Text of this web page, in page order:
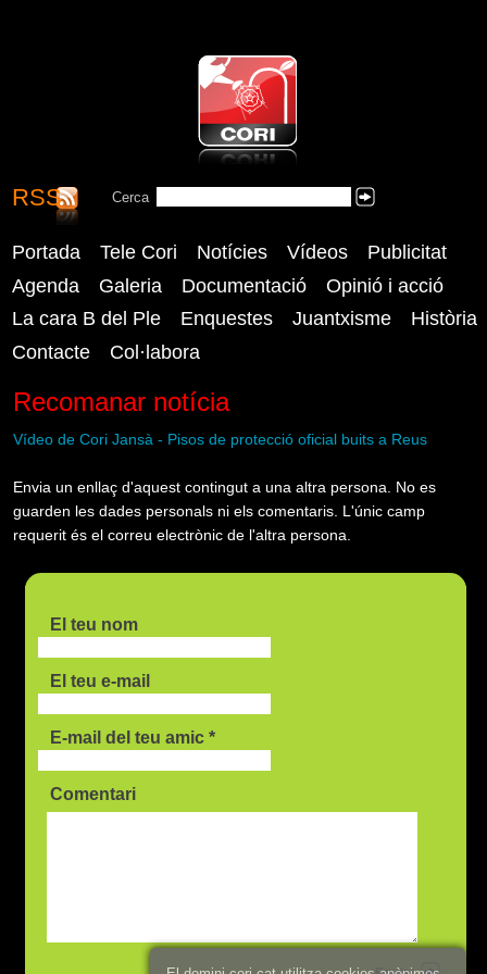
CORI - Coordinadora Reusenca
Independent
RSS Cerca
Portada Tele Cori Notícies Vídeos
Publicitat
Agenda
Galeria Documentació
Opinió i acció
La cara B del Ple
Enquestes Juantxisme
Història
Contacte
Col·labora
Recomanar notícia
Vídeo de Cori Jansà - Pisos de protecció oficial buits a Reus
Envia un enllaç d'aquest contingut a una altra persona. No es
guarden les dades personals ni els comentaris. L'únic camp
requerit és el correu electrònic de l'altra persona.
El teu nom
El teu e-mail
E-mail del teu amic *
Comentari